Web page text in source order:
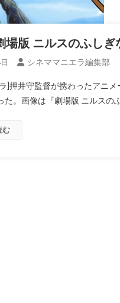
場版 ニルスのふし
シネママニエラ編集部
]押井守監督が携わったアニ
た。画像は『劇場版 ニルスの
む